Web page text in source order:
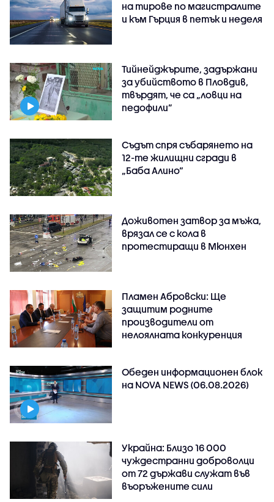
на тирове по магистралите
и към Гърция в петък и неделя
Тийнейджърите, задържани
за убийството в Пловдив,
твърдят, че са „ловци на
педофили”
Съдът спря събарянето на
12-те жилищни сгради в
„Баба Алино“
Доживотен затвор за мъжа,
врязал се с кола в
протестиращи в Мюнхен
Пламен Абровски: Ще
защитим родните
производители от
нелоялната конкуренция
Обеден информационен блок
на NOVA NEWS (06.08.2026)
Украйна: Близо 16 000
чуждестранни доброволци
от 72 държави служат във
въоръжените сили